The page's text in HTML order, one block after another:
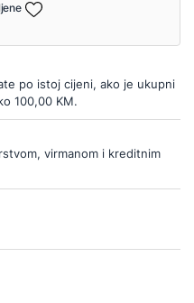
po istoj cijeni, ako je ukupni
100,00 KM.
virmanom i kreditnim